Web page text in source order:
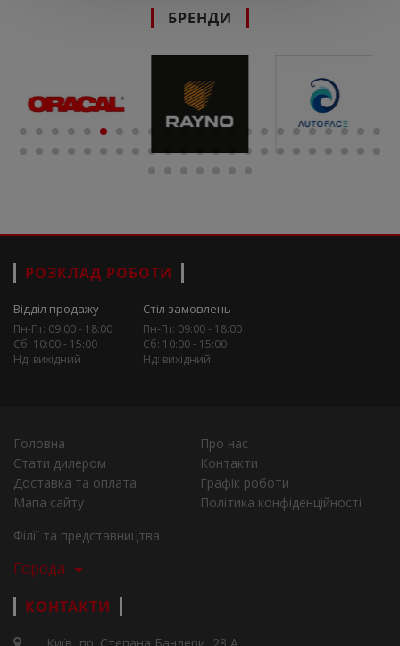
БРЕНДИ
РОЗКЛАД РОБОТИ
Відділ продажу
Пн-Пт: 09:00 - 18:00
Сб: 10:00 - 15:00
Нд: вихідний
Стіл замовлень
Пн-Пт: 09:00 - 18:00
Сб: 10:00 - 15:00
Нд: вихідний
Головна
Про нас
Стати дилером
Контакти
Доставка та оплата
Графік роботи
Мапа сайту
Політика конфіденційності
Філії та представництва
Города
КОНТАКТИ